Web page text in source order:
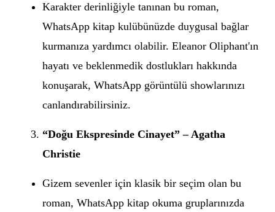
Karakter derinliğiyle tanınan bu roman,
WhatsApp kitap kulübünüzde duygusal bağlar
kurmanıza yardımcı olabilir. Eleanor Oliphant'ın
hayatı ve beklenmedik dostlukları hakkında
konuşarak, WhatsApp görüntülü showlarınızı
canlandırabilirsiniz.
“Doğu Ekspresinde Cinayet” – Agatha
Christie
Gizem sevenler için klasik bir seçim olan bu
roman, WhatsApp kitap okuma gruplarınızda